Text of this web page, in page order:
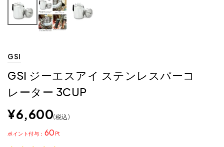
GSI
GSI ジーエスアイ ステンレスパーコ
レーター 3CUP
¥6,600 税込
60
ポイント